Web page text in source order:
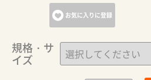
お気に入りに登録
規格・サ
イズ